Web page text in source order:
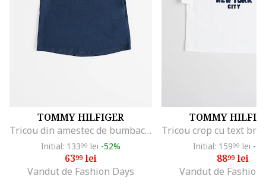
TOMMY HILFIGER
Tricou din amestec de bumbac organic si imprimeu logo, Argintiu/Bleumarin
Initial: 13399 lei -52%
6399lei
Vandut de Fashion Days
TOMMY
Initial: 15999 lei -
8899lei
Vandut de Fashion